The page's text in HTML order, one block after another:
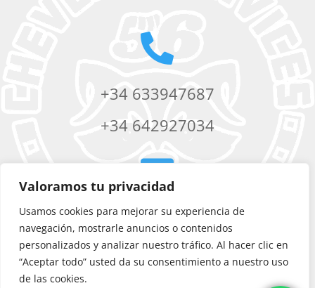
Valoramos tu privacidad
Usamos cookies para mejorar su experiencia de
navegación, mostrarle anuncios o contenidos
personalizados y analizar nuestro tráfico. Al hacer clic en
“Aceptar todo” usted da su consentimiento a nuestro uso
de las cookies.

+34 633947687
+34 642927034

chevere56services@yahoo.com